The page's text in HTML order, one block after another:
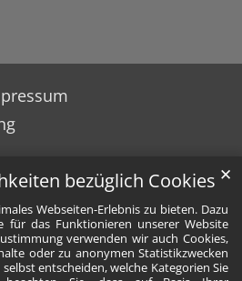
bezüglich Cookies
Webseiten-Erlebnis zu bieten. Dazu
für das Funktionieren unserer Website
verwenden wir auch Cookies,
oder zu anonymen Statistikzwecken
entscheiden, welche Kategorien Sie
✕